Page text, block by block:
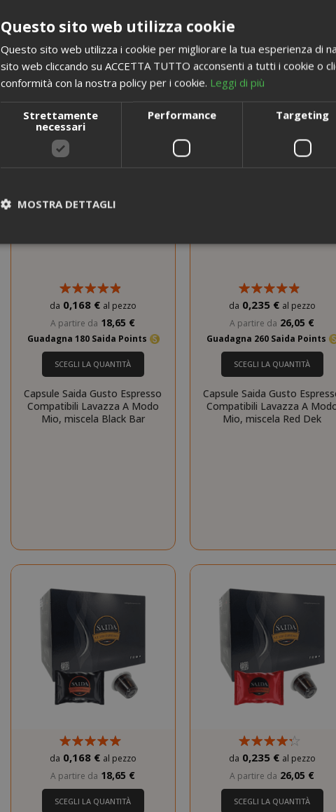
da 0,168 € al pezzo
A partire da 18,65 €
Guadagna 180 Saida Points
SCEGLI LA QUANTITÀ
Capsule Saida Gusto Espresso
Compatibili Lavazza A Modo
Mio, miscela Black Bar
da 0,235 € al pezzo
A partire da 26,05 €
Guadagna 260 Saida Points
SCEGLI LA QUANTITÀ
Capsule Saida Gusto
Compatibili Lavazza A
Mio, miscela Red Dek
da 0,168 € al pezzo
A partire da 18,65 €
Guadagna 180 Saida Points
da 0,235 € al pezzo
A partire da 26,05 €
Guadagna 260 Saida Points
Questo sito web utilizza cookie
Questo sito web utilizza i cookie per migliorare la tua esperienza di
sito web cliccando su ACCETTA TUTTO acconsenti a tutti i cookie o
conformità con la nostra policy per i cookie. Leggi di più
Strettamente
necessari
Performance Targeting
MOSTRA DETTAGLI
I cookie strettamente necessari consentono le funzionalità principali
dell'utente e la gestione dell'account. Il sito web non può essere
strettamente necessari.
NOME
PROVIDER / DOMINIO
Google LLC
.google.com
SADEVSESSID
_GRECAPTCHA
Google LLC